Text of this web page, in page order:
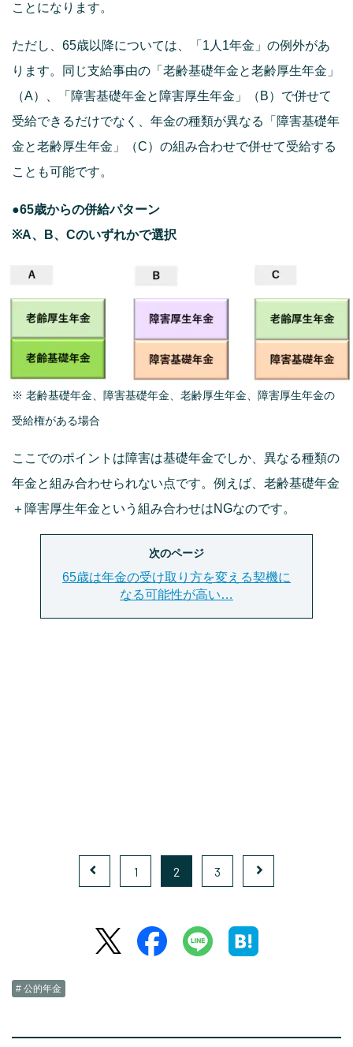
ことになります。
ただし、65歳以降については、「1人1年金」の例外があ
ります。同じ支給事由の「老齢基礎年金と老齢厚生年金」
（A）、「障害基礎年金と障害厚生年金」（B）で併せて
受給できるだけでなく、年金の種類が異なる「障害基礎年
金と老齢厚生年金」（C）の組み合わせで併せて受給する
ことも可能です。
●65歳からの併給パターン
※A、B、Cのいずれかで選択
※ 老齢基礎年金、障害基礎年金、老齢厚生年金、障害厚生年金の
受給権がある場合
ここでのポイントは障害は基礎年金でしか、異なる種類の
年金と組み合わせられない点です。例えば、老齢基礎年金
＋障害厚生年金という組み合わせはNGなのです。
次のページ
65歳は年金の受け取り方を変える契機に
なる可能性が高い…
1 2 3
# 公的年金